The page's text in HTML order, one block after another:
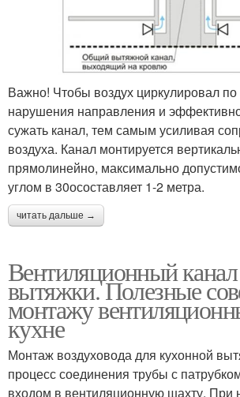
Важно! Чтобы воздух циркулировал по
нарушения направления и
сужать канал, тем самым усиливая
воздуха. Канал монтируется
прямолинейно, максимально
углом в 30осоставляет 1-2 метра.
читать дальше →
Вентиляционный
вытяжки. Полезные
монтажу
кухне
Монтаж воздуховода для кухонной
процесс соединения трубы с
входом в вентиляционную шахту. При